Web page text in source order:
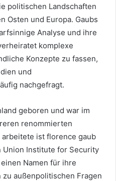
politischen Landschaften
Osten und Europa. Gaubs
Analyse und ihre
komplexe
Konzepte zu fassen,
und
nachgefragt.
geboren und war im
renommierten
ist florence gaub
Union Institute for Security
Namen für ihre
außenpolitischen Fragen